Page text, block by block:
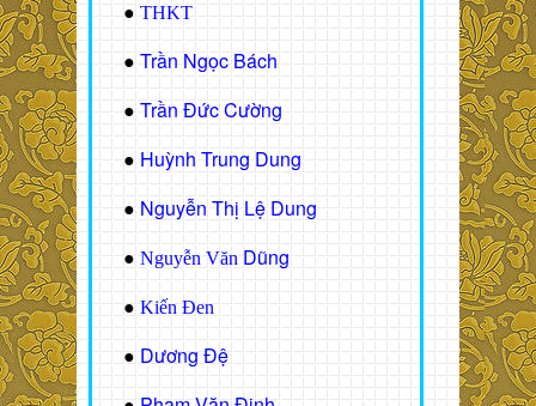
● THKT
● Trần Ngọc Bách
● Trần Đức Cường
● Huỳnh Trung Dung
● Nguyễn Thị Lệ Dung
● Nguyễn Văn Dũng
● Kiến Đen
● Dương Đệ